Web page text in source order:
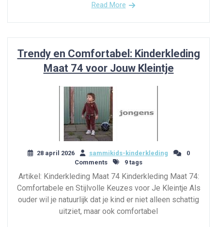
Read More
Trendy en Comfortabel: Kinderkleding
Maat 74 voor Jouw Kleintje
28 april 2026 sammikids-kinderkleding
0
Comments
9 tags
Artikel: Kinderkleding Maat 74 Kinderkleding Maat 74:
Comfortabele en Stijlvolle Keuzes voor Je Kleintje Als
ouder wil je natuurlijk dat je kind er niet alleen schattig
uitziet, maar ook comfortabel